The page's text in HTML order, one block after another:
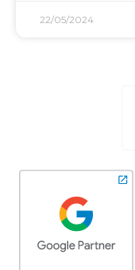
22/05/2024